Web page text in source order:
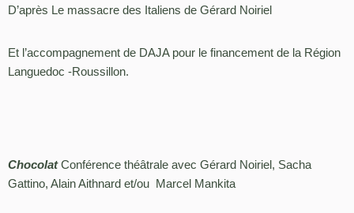
D’après Le massacre des Italiens de Gérard Noiriel
Et l’accompagnement de DAJA pour le financement de la Région
Languedoc -Roussillon.
ChocolatConférence théâtrale avec Gérard Noiriel, Sacha
Gattino, Alain Aithnard et/ou Marcel Mankita